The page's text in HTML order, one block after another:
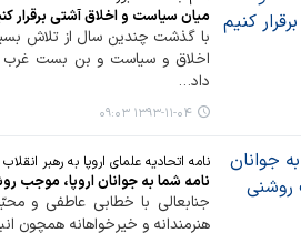
میان سیاست و اخلاق آشتی برقرار
با گذشت چندین سال از تلاش
اخلاق و سیاست و بن بست غرب
داد…
۱۳۹۳-۱۱-۰۴ ۰۹:۰۳
نامه اتحادیه علمای اروپا به رهبر انقلاب
نامه شما به جوانان اروپا، موجب
جنابعالی با خطابی عاطفی و
هنرمندانه و خیرخواهانه همچون